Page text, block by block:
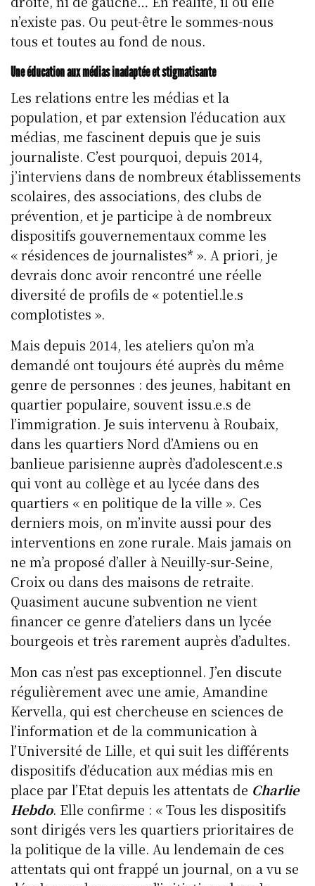
n’existe pas. Ou peut-être le sommes-nous
tous et toutes au fond de nous.
Une éducation aux médias inadaptée et stigmatisante
Les relations entre les médias et la
population, et par extension l’éducation aux
médias, me fascinent depuis que je suis
journaliste. C’est pourquoi, depuis 2014,
j’interviens dans de nombreux établissements
scolaires, des associations, des clubs de
prévention, et je participe à de nombreux
dispositifs gouvernementaux comme les
« résidences de journalistes* ». A priori, je
devrais donc avoir rencontré une réelle
diversité de profils de « potentiel.le.s
complotistes ».
Mais depuis 2014, les ateliers qu’on m’a
demandé ont toujours été auprès du même
genre de personnes : des jeunes, habitant en
quartier populaire, souvent issu.e.s de
l’immigration. Je suis intervenu à Roubaix,
dans les quartiers Nord d’Amiens ou en
banlieue parisienne auprès d’adolescent.e.s
qui vont au collège et au lycée dans des
quartiers « en politique de la ville ». Ces
derniers mois, on m’invite aussi pour des
interventions en zone rurale. Mais jamais on
ne m’a proposé d’aller à Neuilly-sur-Seine,
Croix ou dans des maisons de retraite.
Quasiment aucune subvention ne vient
financer ce genre d’ateliers dans un lycée
bourgeois et très rarement auprès d’adultes.
Mon cas n’est pas exceptionnel. J’en discute
régulièrement avec une amie, Amandine
Kervella, qui est chercheuse en sciences de
l’information et de la communication à
l’Université de Lille, et qui suit les différents
dispositifs d’éducation aux médias mis en
place par l’Etat depuis les attentats de Charlie
Hebdo. Elle confirme : « Tous les dispositifs
sont dirigés vers les quartiers prioritaires de
la politique de la ville. Au lendemain de ces
attentats qui ont frappé un journal, on a vu se